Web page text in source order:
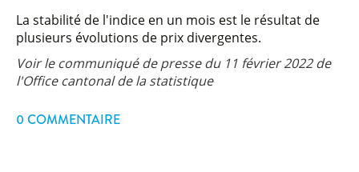
La stabilité de l'indice en un mois est le résultat de
plusieurs évolutions de prix divergentes.
Voir le communiqué de presse du 11 février 2022 de
l'Office cantonal de la statistique
0 COMMENTAIRE